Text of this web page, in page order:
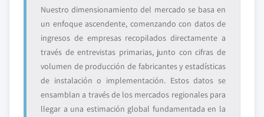
Nuestro dimensionamiento del mercado se basa en
un enfoque ascendente, comenzando con datos de
ingresos de empresas recopilados directamente a
través de entrevistas primarias, junto con cifras de
volumen de producción de fabricantes y estadísticas
de instalación o implementación. Estos datos se
ensamblan a través de los mercados regionales para
llegar a una estimación global fundamentada en la